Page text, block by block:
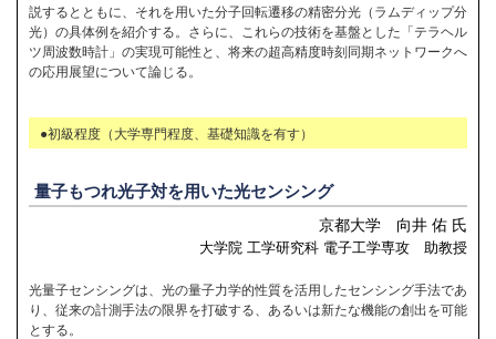
説するとともに、それを用いた分子回転遷移の精密分光（ラムディップ分
光）の具体例を紹介する。さらに、これらの技術を基盤とした「テラヘル
ツ周波数時計」の実現可能性と、将来の超高精度時刻同期ネットワークへ
の応用展望について論じる。
●初級程度（大学専門程度、基礎知識を有す）
量子もつれ光子対を用いた光センシング
京都大学 向井 佑 氏
大学院 工学研究科 電子工学専攻 助教授
光量子センシングは、光の量子力学的性質を活用したセンシング手法であ
り、従来の計測手法の限界を打破する、あるいは新たな機能の創出を可能
とする。